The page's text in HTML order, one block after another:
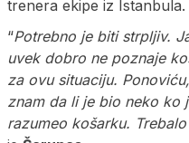
trenera ekipe iz Istanbula.
“Potrebno je biti strpljiv.
uvek dobro ne poznaje
za ovu situaciju.
znam da li je bio neko ko
razumeo košarku.